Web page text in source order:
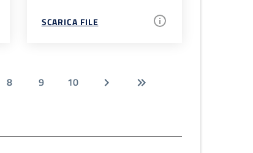
SCARICA FILE
8 9 10